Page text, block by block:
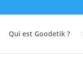
Qui est Goodetik ?